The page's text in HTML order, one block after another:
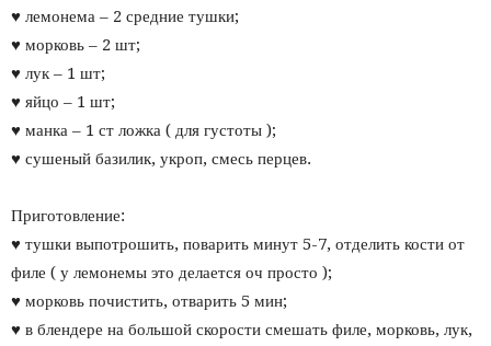
♥ лемонема – 2 средние тушки;
♥ морковь – 2 шт;
♥ лук – 1 шт;
♥ яйцо – 1 шт;
♥ манка – 1 ст ложка ( для густоты );
♥ сушеный базилик, укроп, смесь перцев.
Приготовление:
♥ тушки выпотрошить, поварить минут 5-7, отделить кости от
филе ( у лемонемы это делается оч просто );
♥ морковь почистить, отварить 5 мин;
♥ в блендере на большой скорости смешать филе, морковь, лук,